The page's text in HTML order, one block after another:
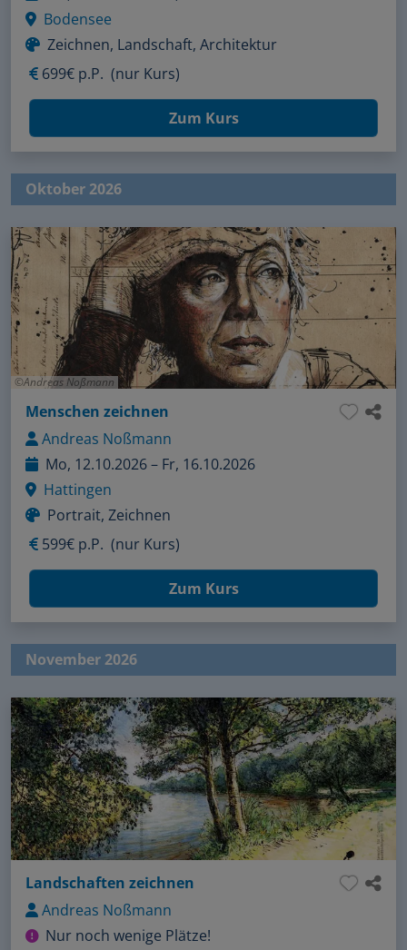
Bodensee
Zeichnen, Landschaft, Architektur
699€ p.P. (nur Kurs)
Zum Kurs
Oktober 2026
Andreas Noßmann
Menschen zeichnen
Andreas Noßmann
Mo, 12.10.2026 – Fr, 16.10.2026
Hattingen
Portrait, Zeichnen
599€ p.P. (nur Kurs)
Zum Kurs
November 2026
Landschaften zeichnen
Andreas Noßmann
Nur noch wenige Plätze!